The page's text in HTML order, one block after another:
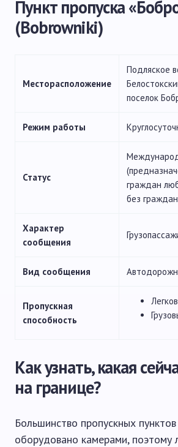
Пункт пропуска
(Bobrowniki)
Месторасположение
Подляское
поселок
Режим работы
Статус
граждан
без
Характер
сообщения
Вид сообщения
Пропускная
способность
Как узнать, какая
на границе?
Большинство пропускных
оборудовано камерами, поэтому